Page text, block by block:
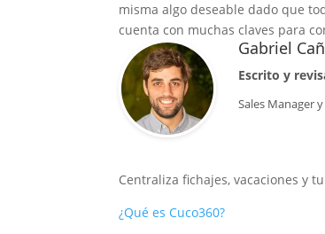
misma algo deseable dado que
cuenta con muchas claves para
Gabriel
Escrito y
Sales Manager
Centraliza fichajes, vacaciones y
¿Qué es Cuco360?